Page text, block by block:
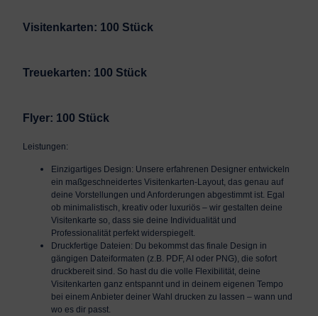
Visitenkarten: 100 Stück
Treuekarten: 100 Stück
Flyer: 100 Stück
Leistungen:
Einzigartiges Design: Unsere erfahrenen Designer entwickeln
ein maßgeschneidertes Visitenkarten-Layout, das genau auf
deine Vorstellungen und Anforderungen abgestimmt ist. Egal
ob minimalistisch, kreativ oder luxuriös – wir gestalten deine
Visitenkarte so, dass sie deine Individualität und
Professionalität perfekt widerspiegelt.
Druckfertige Dateien: Du bekommst das finale Design in
gängigen Dateiformaten (z.B. PDF, AI oder PNG), die sofort
druckbereit sind. So hast du die volle Flexibilität, deine
Visitenkarten ganz entspannt und in deinem eigenen Tempo
bei einem Anbieter deiner Wahl drucken zu lassen – wann und
wo es dir passt.